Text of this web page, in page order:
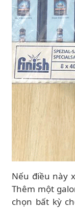
Nếu điều này
Thêm một
chọn bất kỳ